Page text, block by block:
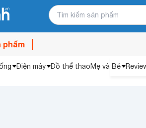
phẩm
Điện máy Đồ thể thaoMẹ và Bé